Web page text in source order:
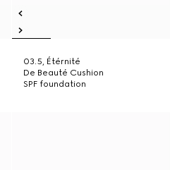
03.5, Étérnité
De Beauté Cushion
SPF foundation